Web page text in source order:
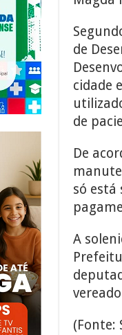
de
cidade
de
De
só está
A
(Fonte: